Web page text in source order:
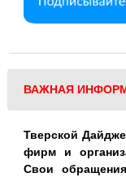
ВАЖНАЯ
Тверской
фирм и
Свои